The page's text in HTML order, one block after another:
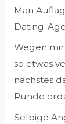
Man
Dating-
Wegen
so etwas
nachstes
Runde
Selbige